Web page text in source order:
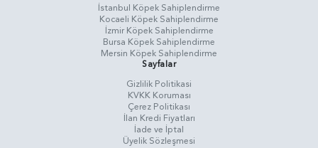
İstanbul Köpek Sahiplendirme
Kocaeli Köpek Sahiplendirme
İzmir Köpek Sahiplendirme
Bursa Köpek Sahiplendirme
Mersin Köpek Sahiplendirme
Sayfalar
Gizlilik Politikasi
KVKK Koruması
Çerez Politikası
İlan Kredi Fiyatları
İade ve İptal
Üyelik Sözleşmesi